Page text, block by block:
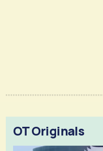
OT Originals